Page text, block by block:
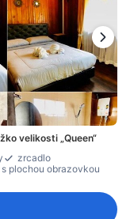
velikosti „Queen“
zrcadlo
plochou obrazovkou